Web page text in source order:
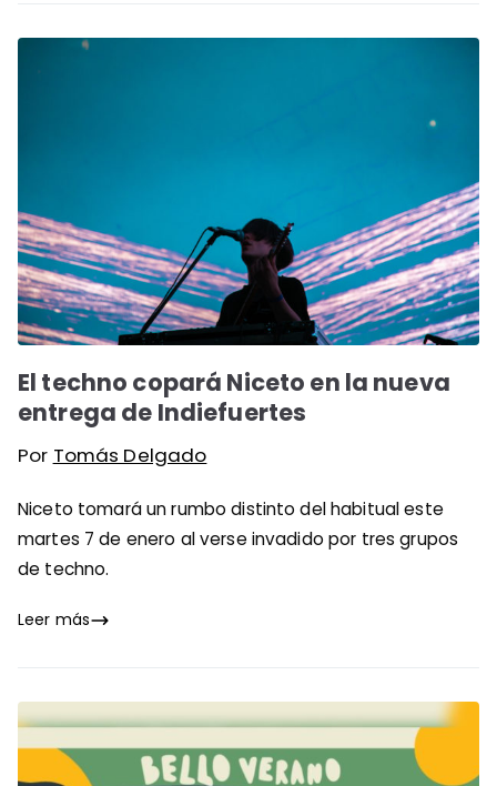
El techno copará Niceto en la nueva
entrega de Indiefuertes
Por Tomás Delgado
Niceto tomará un rumbo distinto del habitual este
martes 7 de enero al verse invadido por tres grupos
de techno.
Leer más